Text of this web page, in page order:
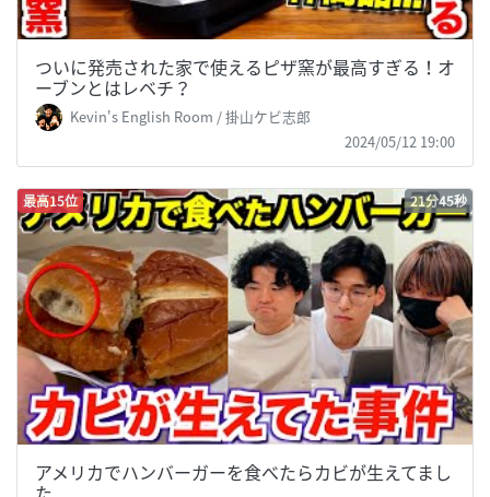
ついに発売された家で使えるピザ窯が最高すぎる！オ
ーブンとはレベチ？
Kevin's English Room / 掛山ケビ志郎
2024/05/12 19:00
最高15位 21分45秒
アメリカでハンバーガーを食べたらカビが生えてまし